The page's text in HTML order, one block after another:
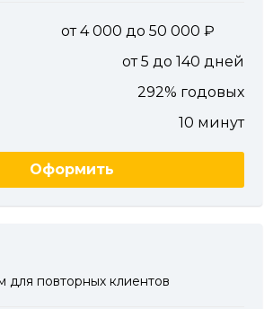
от 4 000 до 50 000
от 5 до 140 дней
292% годовых
10 минут
Оформить
для повторных клиентов